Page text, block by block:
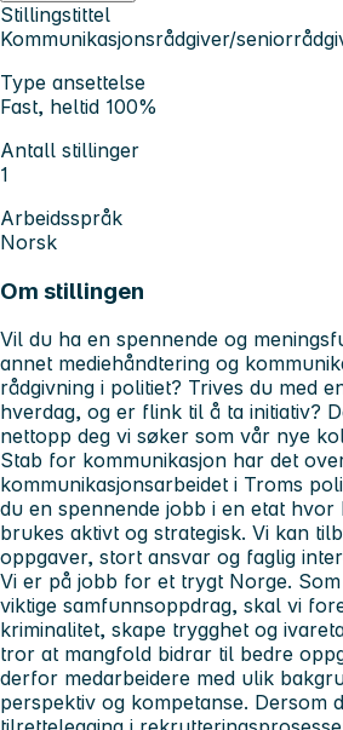
Stillingstittel
Kommunikasjonsrådgiver/
Type ansettelse
Fast, heltid 100%
Antall stillinger
1
Arbeidsspråk
Norsk
Om stillingen
Vil du ha en spennende og
annet mediehåndtering og
rådgivning i politiet? Trives du med
hverdag, og er flink til å ta initiativ?
nettopp deg vi søker som vår nye
Stab for kommunikasjon har det
kommunikasjonsarbeidet i Troms
du en spennende jobb i en etat hvor
brukes aktivt og strategisk. Vi kan
oppgaver, stort ansvar og faglig
Vi er på jobb for et trygt Norge.
viktige samfunnsoppdrag, skal vi
kriminalitet, skape trygghet og
tror at mangfold bidrar til bedre
derfor medarbeidere med ulik
perspektiv og kompetanse. Dersom